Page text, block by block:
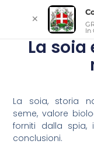
La soia
La soia, storia
seme, valore
forniti dalla spia,
conclusioni.
✕
In